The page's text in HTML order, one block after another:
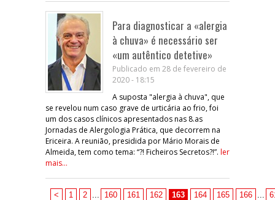
Para diagnosticar a «alergia
à chuva» é necessário ser
«um autêntico detetive»
Publicado em 28 de fevereiro de
2020 - 18:15
A suposta "alergia à chuva", que
se revelou num caso grave de urticária ao frio, foi
um dos casos clínicos apresentados nas 8.as
Jornadas de Alergologia Prática, que decorrem na
Ericeira. A reunião, presidida por Mário Morais de
Almeida, tem como tema: “?! Ficheiros Secretos?!”. ler
mais...
< 1 2 160 161 162 163 164 165 166